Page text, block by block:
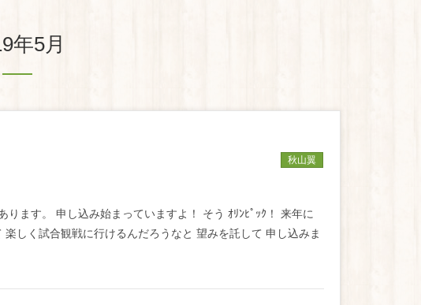
年5月
秋山翼
ります。 申し込み始まっていますよ！ そう ｵﾘﾝﾋﾟｯｸ！ 来年に
しく試合観戦に行けるんだろうなと 望みを託して 申し込みま